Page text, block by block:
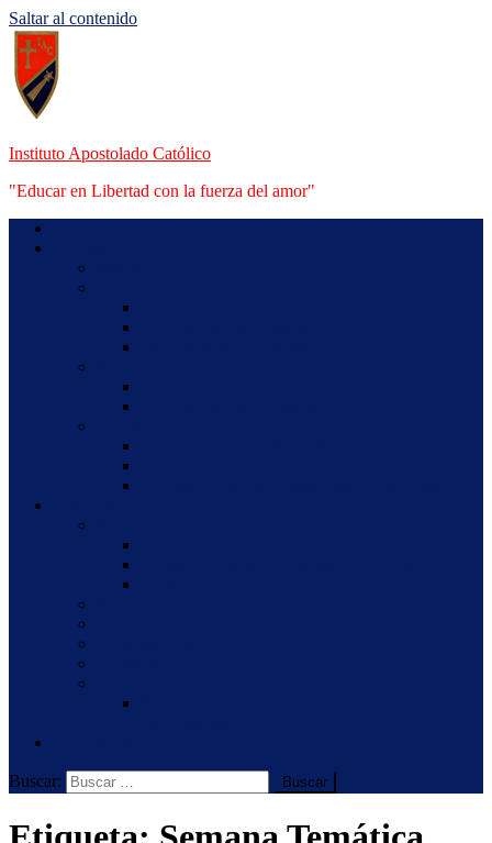
Saltar al contenido
Instituto Apostolado Católico
"Educar en Libertad con la fuerza del amor"
Buscar: